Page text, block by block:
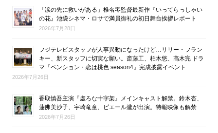
「涙の先に救いがある」椎名零監督最新作『いってらっしゃい
の花』池袋シネマ・ロサで満員御礼の初日舞台挨拶レポート
2026年7月28日
フジテレビスタッフが人事異動になったけど…リリー・フラン
キー、新スタッフに切実な願い。斎藤工、柏木悠、高木完 ドラ
マ『ペンション・恋は桃色 season4』完成披露イベント
2026年7月26日
香取慎吾主演『虚ろな十字架』メインキャスト解禁。鈴木杏、
蓮佛美沙子、宇崎竜童、ピエール瀧が出演。特報映像も解禁
2026年7月26日